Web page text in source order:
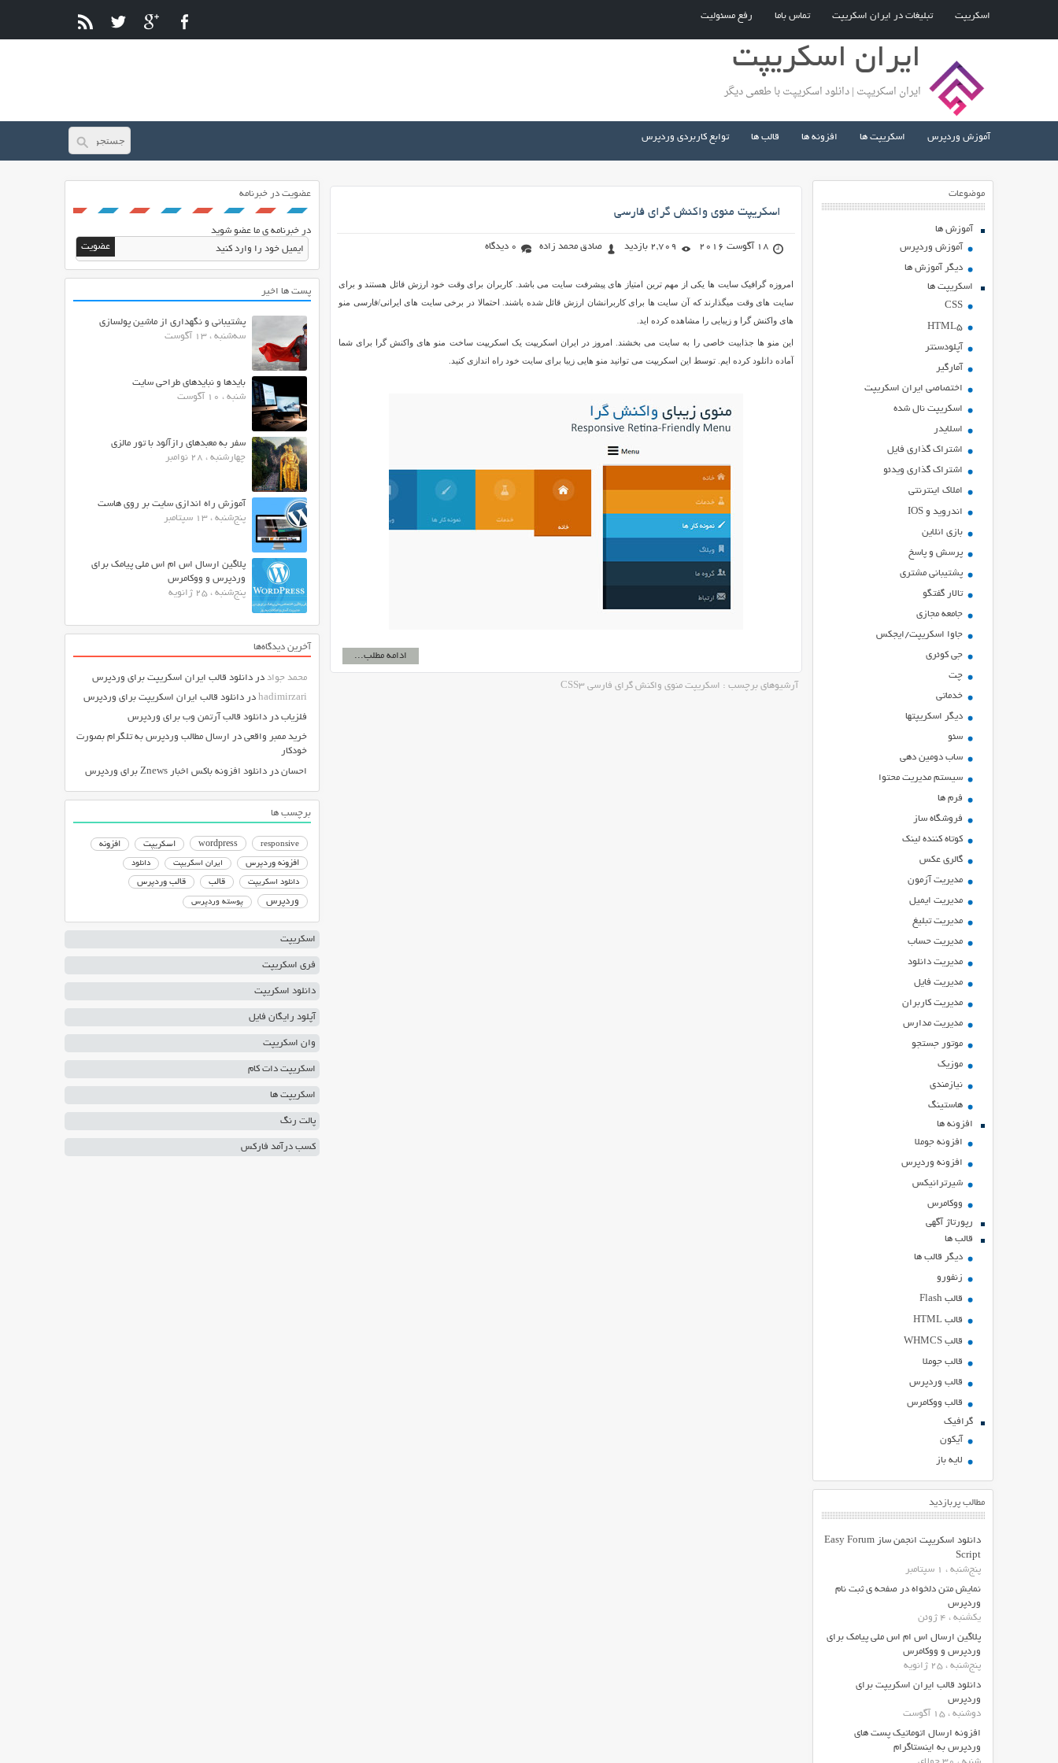
اسکریپت تبلیغات در ایران اسکریپت تماس باما رفع مسئولیت
ایران اسکریپت
ایران اسکریپت | دانلود اسکریپت با طعمی دیگر
آموزش وردپرس اسکریپت ها افزونه ها قالب ها توابع کاربردی وردپرس
موضوعات
آموزش ها
آموزش وردپرس
دیگر آموزش ها
اسکریپت ها
CSS
HTML5
آپلودسنتر
آمارگیر
اختصاصی ایران اسکریپت
اسکریپت نال شده
اسلایدر
اشتراك گذاري فايل
اشتراک گذاری ویدئو
املاک اینترنتی
اندروید و IOS
بازي انلاين
پرسش و پاسخ
پشتیبانی مشتری
تالار گفتگو
جامعه مجازی
جاوا اسکریپت/ایجکس
جی کوئری
چت
خدماتی
ديگر اسكريپتها
سئو
ساب دومین دهی
سیستم مدیریت محتوا
فرم ها
فروشگاه ساز
کوتاه کننده لینک
گالری عکس
مدیریت آزمون
مدیریت ایمیل
مدیریت تبلیغ
مدیریت حساب
مدیریت دانلود
مدیریت فایل
مدیریت کاربران
مدیریت مدارس
موتور جستجو
موزیک
نیازمندی
هاستينگ
افزونه ها
افزونه جوملا
افزونه وردپرس
شیرترانیکس
ووکامرس
رپورتاژ آگهی
قالب ها
دیگر قالب ها
زنفورو
قالب Flash
قالب HTML
قالب WHMCS
قالب جوملا
قالب وردپرس
قالب ووکامرس
گرافیک
آیکون
لایه باز
مطالب پربازدید
دانلود اسکریپت انجمن ساز Easy Forum
Script
پنج‌شنبه ، 1 سپتامبر
نمایش متن دلخواه در صفحه ی ثبت نام
وردپرس
یکشنبه ، 4 ژوئن
پلاگین ارسال اس ام اس ملی پیامک برای
وردپرس و ووکامرس
پنج‌شنبه ، 25 ژانویه
دانلود قالب ایران اسکریپت برای
وردپرس
دوشنبه ، 15 آگوست
افزونه ارسال اتوماتیک پست های
وردپرس به اینستاگرام
اسکریپت منوی واکنش گرای فارسی
18 آگوست 2016 2,709 بازدید صادق محمد زاده 0 دیدگاه
امروزه گرافیک سایت ها یکی از مهم ترین امتیاز های پیشرفت سایت می باشد. کاربران برای وقت خود ارزش قائل هستند و برای
سایت های وقت میگذارند که آن سایت ها برای کاربرانشان ارزش قائل شده باشند. احتمالا در برخی سایت های ایرانی/فارسی منو
های واکنش گرا و زیبایی را مشاهده کرده اید.
این منو ها جذابیت خاصی را به سایت می بخشند. امروز در ایران اسکریپت یک اسکریپت ساخت منو های واکنش گرا برای شما
آماده دانلود کرده ایم. توسط این اسکریپت می توانید منو هایی زیبا برای سایت خود راه اندازی کنید.
ادامه مطلب...
آرشیوهای برچسب : اسکریپت منوی واکنش گرای فارسی CSS3
عضویت در خبرنامه
در خبرنامه ی ما عضو شوید
پست ها اخیر
پشتیبانی و نگهداری از ماشین پولسازی
سه‌شنبه ، 13 آگوست
بایدها و نبایدهای طراحی سایت
شنبه ، 10 آگوست
سفر به معبدهای رازآلود با تور مالزی
چهارشنبه ، 28 نوامبر
آموزش راه اندازی سایت بر روی هاست
پنج‌شنبه ، 13 سپتامبر
پلاگین ارسال اس ام اس ملی پیامک برای
وردپرس و ووکامرس
پنج‌شنبه ، 25 ژانویه
آخرین دیدگاه‌ها
محمد جواد در دانلود قالب ایران اسکریپت برای وردپرس
hadimirzari در دانلود قالب ایران اسکریپت برای وردپرس
فلزیاب در دانلود قالب آرتمن وب برای وردپرس
خرید ممبر واقعی در ارسال مطالب وردپرس به تلگرام بصورت
خودکار
احسان در دانلود افزونه باکس اخبار Znews برای وردپرس
برچسب ها
responsive
wordpress اسکریپت
افزونه
افزونه وردپرس
ایران اسکریپت دانلود
دانلود اسکریپت قالب قالب وردپرس
وردپرس پوسته وردپرس
اسکریپت
فری اسکریپت
دانلود اسکریپت
آپلود رایگان فایل
وان اسکریپت
اسکریپت دات کام
اسکریپت ها
پالت رنگ
کسب درآمد فارکس